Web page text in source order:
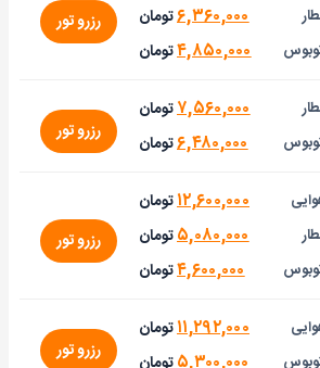
۶,۳۶۰,۰۰۰تومان
۴,۸۵۰,۰۰۰تومان
رزرو تور
۷,۵۶۰,۰۰۰تومان
۶,۴۸۰,۰۰۰تومان رزرو تور
۱۲,۶۰۰,۰۰۰تومان
۵,۰۸۰,۰۰۰تومان
۴,۶۰۰,۰۰۰تومان
رزرو تور
۱۱,۲۹۲,۰۰۰تومان
رزرو تور